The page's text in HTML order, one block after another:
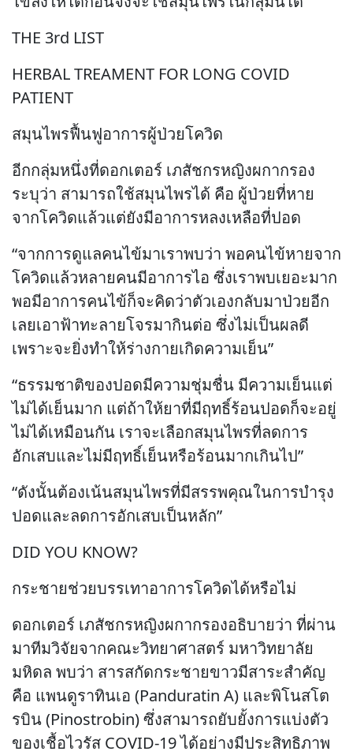
THE 3rd LIST
HERBAL TREAMENT FOR LONG COVID
PATIENT
สมุนไพรฟื้นฟูอาการผู้ป่วยโควิด
อีกกลุ่มหนึ่งที่ดอกเตอร์ เภสัชกรหญิงผกากรอง
ระบุว่า สามารถใช้สมุนไพรได้ คือ ผู้ป่วยที่หาย
จากโควิดแล้วแต่ยังมีอาการหลงเหลือที่ปอด
“จากการดูแลคนไข้มาเราพบว่า พอคนไข้หายจาก
โควิดแล้วหลายคนมีอาการไอ ซึ่งเราพบเยอะมาก
พอมีอาการคนไข้ก็จะคิดว่าตัวเองกลับมาป่วยอีก
เลยเอาฟ้าทะลายโจรมากินต่อ ซึ่งไม่เป็นผลดี
เพราะจะยิ่งทำให้ร่างกายเกิดความเย็น”
“ธรรมชาติของปอดมีความชุ่มชื่น มีความเย็นแต่
ไม่ได้เย็นมาก แต่ถ้าให้ยาที่มีฤทธิ์ร้อนปอดก็จะอยู่
ไม่ได้เหมือนกัน เราจะเลือกสมุนไพรที่ลดการ
อักเสบและไม่มีฤทธิ์เย็นหรือร้อนมากเกินไป”
“ดังนั้นต้องเน้นสมุนไพรที่มีสรรพคุณในการบำรุง
ปอดและลดการอักเสบเป็นหลัก”
DID YOU KNOW?
กระชายช่วยบรรเทาอาการโควิดได้หรือไม่
ดอกเตอร์ เภสัชกรหญิงผกากรองอธิบายว่า ที่ผ่าน
มาทีมวิจัยจากคณะวิทยาศาสตร์ มหาวิทยาลัย
มหิดล พบว่า สารสกัดกระชายขาวมีสาระสำคัญ
คือ แพนดูราทินเอ (Panduratin A) และพิโนสโต
รบิน (Pinostrobin) ซึ่งสามารถยับยั้งการแบ่งตัว
ของเชื้อไวรัส COVID-19 ได้อย่างมีประสิทธิภาพ